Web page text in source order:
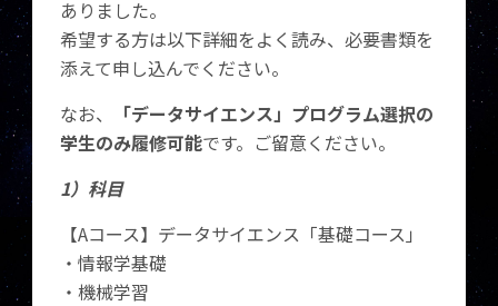
ありました。
希望する方は以下詳細をよく読み、必要書類を
添えて申し込んでください。
なお、
「データサイエンス」プログラム選択の
学生のみ履修可能です。ご留意ください。
1）科目
【Aコース】データサイエンス「基礎コース」
・情報学基礎
・機械学習